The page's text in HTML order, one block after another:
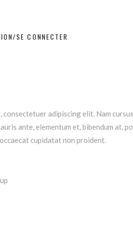
SE CONNECTER
consectetuer adipiscing elit. Nam
ante, elementum et, bibendum
cupidatat non proident.